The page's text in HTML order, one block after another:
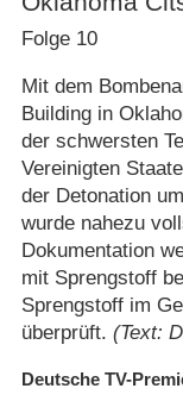
Folge 10
Mit dem
Building in
der schwersten
Vereinigten
der Detonation
wurde nahezu
Dokumentation
mit Sprengstoff
Sprengstoff im
überprüft. (Text:
Deutsche TV-